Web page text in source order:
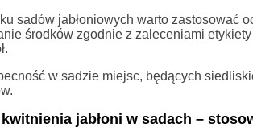
sadów jabłoniowych warto zastosować
środków zgodnie z zaleceniami
w sadzie miejsc, będących
jabłoni w sadach –